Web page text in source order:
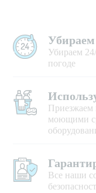
Убираем
погоде
Приезжаем
моющими
Все наши